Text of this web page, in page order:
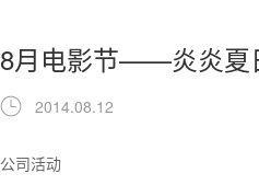
8月电影节——炎炎夏
2014.08.12
公司活动